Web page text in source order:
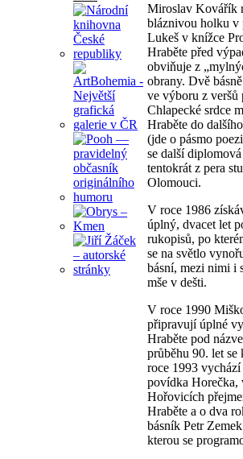
Miroslav Kovářík
bláznivou holku v
Lukeš v knížce
Hraběte před
obviňuje z
obrany. Dvě
ve výboru z veršů
Chlapecké srdce
Hraběte do
(jde o pásmo
se další
tentokrát z pera
Olomouci.
V roce 1986
úplný, dvacet let
rukopisů, po
se na světlo
básní, mezi nimi i
mše v dešti.
V roce 1990
připravují úplné
Hraběte pod
průběhu 90. let
roce 1993
povídka Horečka,
Hořovicích
Hraběte a o dva
básník Petr
kterou se